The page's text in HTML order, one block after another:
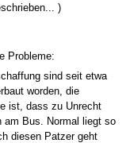
)
Probleme:
sind seit etwa
worden, die
ist, dass zu Unrecht
am Bus. Normal liegt so
diesen Patzer geht